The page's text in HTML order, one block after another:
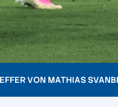
VON MATHIAS